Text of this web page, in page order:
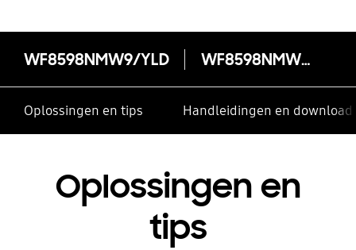
WF8598NMW9/YLD WF8598NMW9/YLD
Oplossingen en tips Handleidingen en
Oplossingen en
tips